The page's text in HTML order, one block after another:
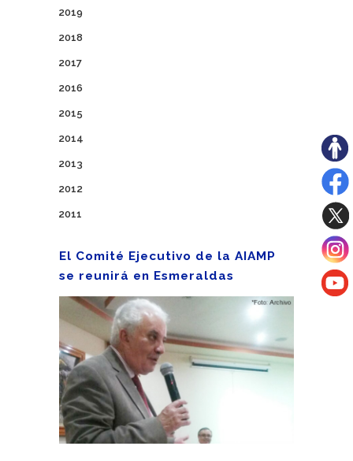
2019
2018
2017
2016
2015
2014
2013
2012
2011
El Comité Ejecutivo de la AIAMP
se reunirá en Esmeraldas